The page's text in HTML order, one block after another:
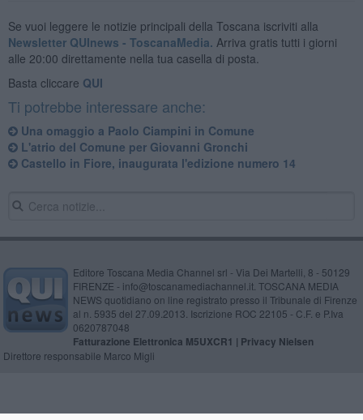
Se vuoi leggere le notizie principali della Toscana iscriviti alla
Newsletter QUInews - ToscanaMedia. Arriva gratis tutti i giorni
alle 20:00 direttamente nella tua casella di posta.
Basta cliccare QUI
Ti potrebbe interessare anche:
Una omaggio a Paolo Ciampini in Comune
L'atrio del Comune per Giovanni Gronchi
Castello in Fiore, inaugurata l'edizione numero 14
Editore Toscana Media Channel srl - Via Dei Martelli, 8 - 50129
FIRENZE - info@toscanamediachannel.it. TOSCANA MEDIA
NEWS quotidiano on line registrato presso il Tribunale di Firenze
al n. 5935 del 27.09.2013. Iscrizione ROC 22105 - C.F. e P.Iva
0620787048
Fatturazione Elettronica M5UXCR1 | Privacy Nielsen
Direttore responsabile Marco Migli